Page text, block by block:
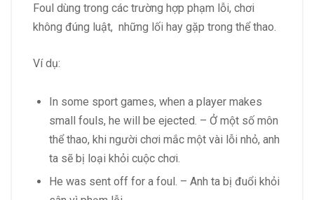
Foul dùng trong các trường hợp phạm lỗi, chơi
không đúng luật, những lối hay gặp trong thể thao.
Ví dụ:
In some sport games, when a player makes
small fouls, he will be ejected. – Ở một số môn
thể thao, khi người chơi mắc một vài lỗi nhỏ, anh
ta sẽ bị loại khỏi cuộc chơi.
He was sent off for a foul. – Anh ta bị đuổi khỏi